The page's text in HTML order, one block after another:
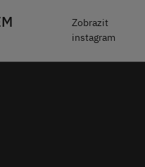
Zobrazit
instagram